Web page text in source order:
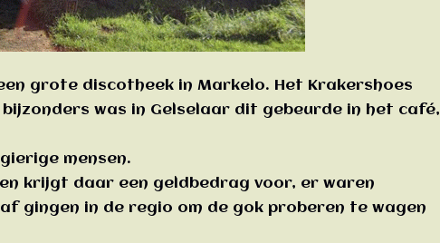
grote discotheek in Markelo. Het Krakershoes
was in Gelselaar dit gebeurde in het café,
mensen.
krijgt daar een geldbedrag voor, er waren
gingen in de regio om de gok proberen te wagen